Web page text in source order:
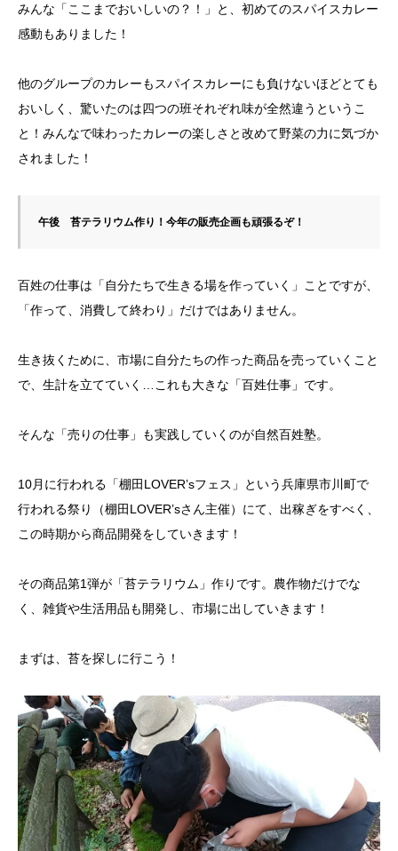
みんな「ここまでおいしいの？！」と、初めてのスパイスカレー
感動もありました！
他のグループのカレーもスパイスカレーにも負けないほどとても
おいしく、驚いたのは四つの班それぞれ味が全然違うというこ
と！みんなで味わったカレーの楽しさと改めて野菜の力に気づか
されました！
午後　苔テラリウム作り！今年の販売企画も頑張るぞ！
百姓の仕事は「自分たちで生きる場を作っていく」ことですが、
「作って、消費して終わり」だけではありません。
生き抜くために、市場に自分たちの作った商品を売っていくこと
で、生計を立てていく…これも大きな「百姓仕事」です。
そんな「売りの仕事」も実践していくのが自然百姓塾。
10月に行われる「棚田LOVER’sフェス」という兵庫県市川町で
行われる祭り（棚田LOVER’sさん主催）にて、出稼ぎをすべく、
この時期から商品開発をしていきます！
その商品第1弾が「苔テラリウム」作りです。農作物だけでな
く、雑貨や生活用品も開発し、市場に出していきます！
まずは、苔を探しに行こう！